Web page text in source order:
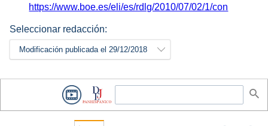
https://www.boe.es/eli/es/rdlg/2010/07/02/1/con
Seleccionar redacción:
Modificación publicada el 29/12/2018